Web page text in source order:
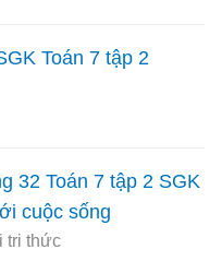
Toán 7 tập 2
32 Toán 7 tập 2 SGK
cuộc sống
tri thức